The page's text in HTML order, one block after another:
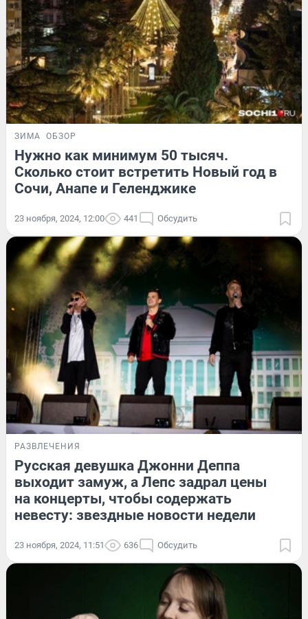
ЗИМА ОБЗОР
Нужно как минимум 50 тысяч.
Сколько стоит встретить Новый год в
Сочи, Анапе и Геленджике
23 ноября, 2024, 12:00 441 Обсудить
РАЗВЛЕЧЕНИЯ
Русская девушка Джонни Деппа
выходит замуж, а Лепс задрал цены
на концерты, чтобы содержать
невесту: звездные новости недели
23 ноября, 2024, 11:51 636 Обсудить